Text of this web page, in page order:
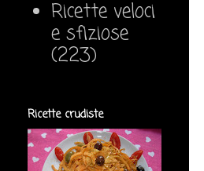
Ricette veloci
e sfiziose
(223)
Ricette crudiste